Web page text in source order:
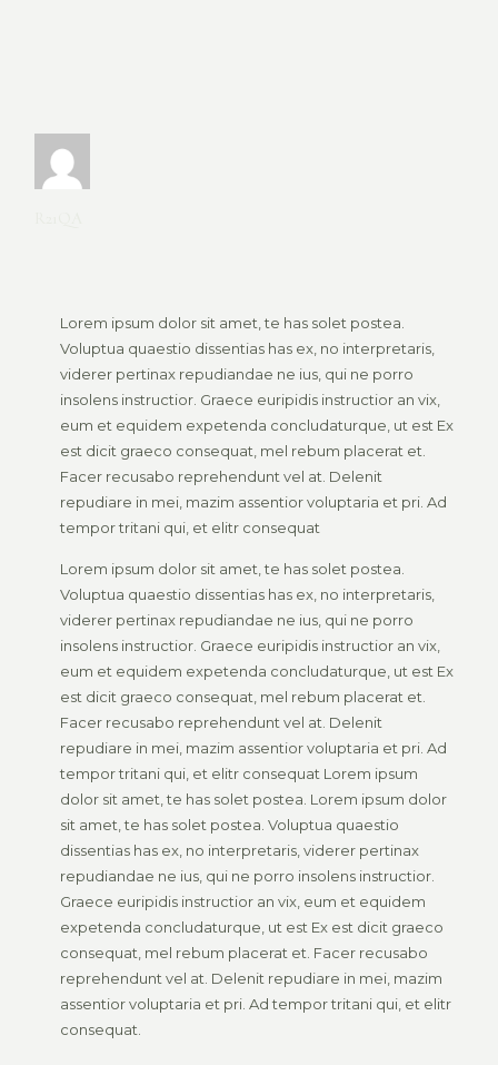
Lorem ipsum dolor sit amet, te has solet postea.
Voluptua quaestio dissentias has ex, no interpretaris,
viderer pertinax repudiandae ne ius, qui ne porro
insolens instructior. Graece euripidis instructior an vix,
eum et equidem expetenda concludaturque, ut est Ex
est dicit graeco consequat, mel rebum placerat et.
Facer recusabo reprehendunt vel at. Delenit
repudiare in mei, mazim assentior voluptaria et pri. Ad
tempor tritani qui, et elitr consequat
Lorem ipsum dolor sit amet, te has solet postea.
Voluptua quaestio dissentias has ex, no interpretaris,
viderer pertinax repudiandae ne ius, qui ne porro
insolens instructior. Graece euripidis instructior an vix,
eum et equidem expetenda concludaturque, ut est Ex
est dicit graeco consequat, mel rebum placerat et.
Facer recusabo reprehendunt vel at. Delenit
repudiare in mei, mazim assentior voluptaria et pri. Ad
tempor tritani qui, et elitr consequat Lorem ipsum
dolor sit amet, te has solet postea. Lorem ipsum dolor
sit amet, te has solet postea. Voluptua quaestio
dissentias has ex, no interpretaris, viderer pertinax
repudiandae ne ius, qui ne porro insolens instructior.
Graece euripidis instructior an vix, eum et equidem
expetenda concludaturque, ut est Ex est dicit graeco
consequat, mel rebum placerat et. Facer recusabo
reprehendunt vel at. Delenit repudiare in mei, mazim
assentior voluptaria et pri. Ad tempor tritani qui, et elitr
consequat.